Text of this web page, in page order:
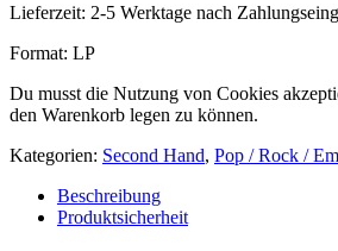
Lieferzeit: 2-5 Werktage nach
Format: LP
Du musst die Nutzung von Cookies
den Warenkorb legen zu können.
Kategorien: Second Hand, Pop / Rock /
Beschreibung
Produktsicherheit